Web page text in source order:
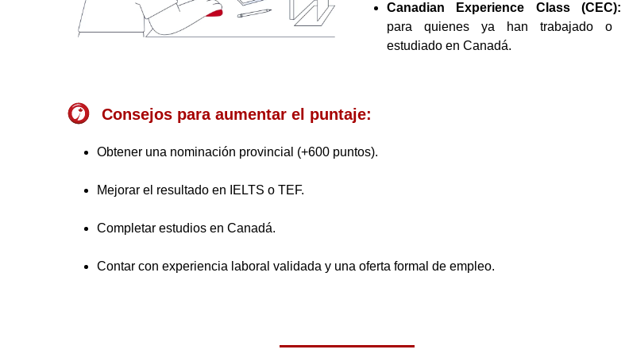
Canadian Experience Class (CEC):
para quienes ya han trabajado o
estudiado en Canadá.
Consejos para aumentar el puntaje:
Obtener una nominación provincial (+600 puntos).
Mejorar el resultado en IELTS o TEF.
Completar estudios en Canadá.
Contar con experiencia laboral validada y una oferta formal de empleo.